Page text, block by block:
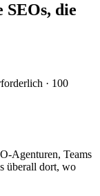
die
· 100
Agenturen, Teams
überall dort, wo